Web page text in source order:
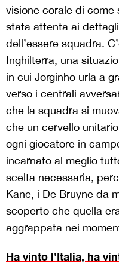
visione corale di come
stata attenta ai
dell’essere squadra.
Inghilterra, una
in cui Jorginho urla a
verso i centrali
che la squadra si
che un cervello
ogni giocatore in
incarnato al meglio
scelta necessaria,
Kane, i De Bruyne da
scoperto che quella
aggrappata nei
Ha vinto l’Italia, ha